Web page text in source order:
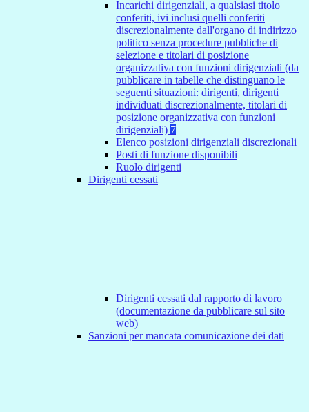
Incarichi dirigenziali, a qualsiasi titolo
conferiti, ivi inclusi quelli conferiti
discrezionalmente dall'organo di indirizzo
politico senza procedure pubbliche di
selezione e titolari di posizione
organizzativa con funzioni dirigenziali (da
pubblicare in tabelle che distinguano le
seguenti situazioni: dirigenti, dirigenti
individuati discrezionalmente, titolari di
posizione organizzativa con funzioni
dirigenziali) 7
Elenco posizioni dirigenziali discrezionali
Posti di funzione disponibili
Ruolo dirigenti
Dirigenti cessati
Dirigenti cessati dal rapporto di lavoro
(documentazione da pubblicare sul sito
web)
Sanzioni per mancata comunicazione dei dati